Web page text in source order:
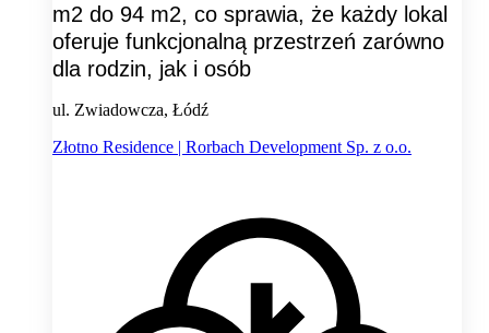
m2 do 94 m2, co sprawia, że każdy lokal
oferuje funkcjonalną przestrzeń zarówno
dla rodzin, jak i osób
ul. Zwiadowcza, Łódź
Złotno Residence | Rorbach Development Sp. z o.o.